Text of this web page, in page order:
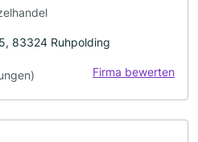
83324 Ruhpolding
Firma bewerten